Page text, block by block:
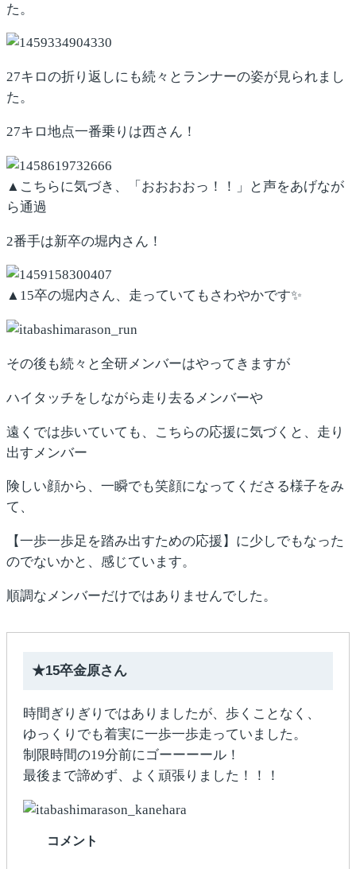
た。
27キロの折り返しにも続々とランナーの姿が見られまし
た。
27キロ地点一番乗りは西さん！
▲こちらに気づき、「おおおおっ！！」と声をあげなが
ら通過
2番手は新卒の堀内さん！
▲15卒の堀内さん、走っていてもさわやかです✨
その後も続々と全研メンバーはやってきますが
ハイタッチをしながら走り去るメンバーや
遠くでは歩いていても、こちらの応援に気づくと、走り
出すメンバー
険しい顔から、一瞬でも笑顔になってくださる様子をみ
て、
【一歩一歩足を踏み出すための応援】に少しでもなった
のでないかと、感じています。
順調なメンバーだけではありませんでした。
★15卒金原さん
時間ぎりぎりではありましたが、歩くことなく、
ゆっくりでも着実に一歩一歩走っていました。
制限時間の19分前にゴーーーール！
最後まで諦めず、よく頑張りました！！！
コメント